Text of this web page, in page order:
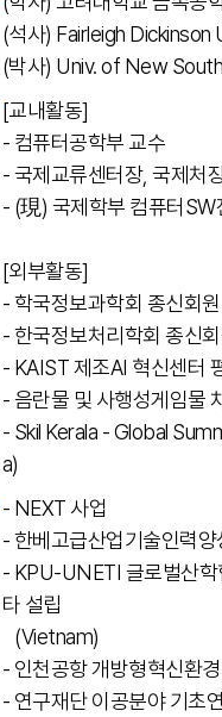
(석사) Fairleigh Dickinson
(박사) Univ. of New
[교내활동]
- 컴퓨터공학부 교수
- 국제교류센터장, 국제처
- (現) 국제학부 컴퓨터SW
[외부활동]
- 학국정보과학회 종신회원
- 한국정보처리학회 종신
- KAIST 제조AI 혁신센터
- 음란물 및 사행성게임물
- Skil Kerala - Global
a)
- NEXT 사업
- 한베고급산업기술인력양
- KPU-UNETI 글로벌산학
타 설립
(Vietnam)
- 인천공항 개방형혁신환
- 연구재단 이공분야 기초